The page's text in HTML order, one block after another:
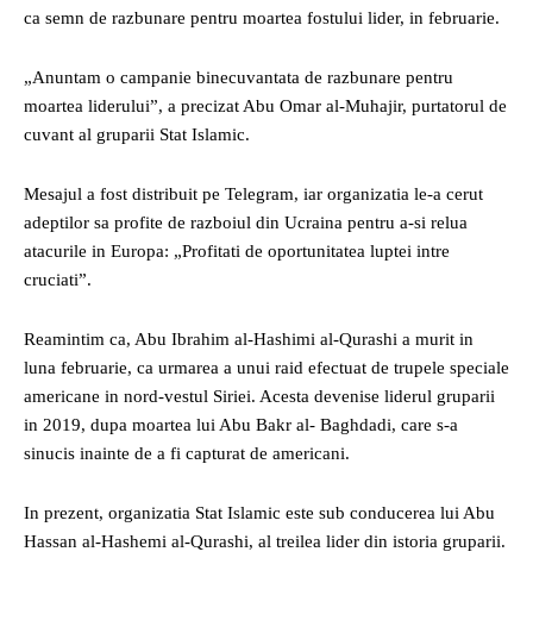
ca semn de razbunare pentru moartea fostului lider, in februarie.
„Anuntam o campanie binecuvantata de razbunare pentru
moartea liderului”, a precizat Abu Omar al-Muhajir, purtatorul de
cuvant al gruparii Stat Islamic.
Mesajul a fost distribuit pe Telegram, iar organizatia le-a cerut
adeptilor sa profite de razboiul din Ucraina pentru a-si relua
atacurile in Europa: „Profitati de oportunitatea luptei intre
cruciati”.
Reamintim ca, Abu Ibrahim al-Hashimi al-Qurashi a murit in
luna februarie, ca urmarea a unui raid efectuat de trupele speciale
americane in nord-vestul Siriei. Acesta devenise liderul gruparii
in 2019, dupa moartea lui Abu Bakr al- Baghdadi, care s-a
sinucis inainte de a fi capturat de americani.
In prezent, organizatia Stat Islamic este sub conducerea lui Abu
Hassan al-Hashemi al-Qurashi, al treilea lider din istoria gruparii.